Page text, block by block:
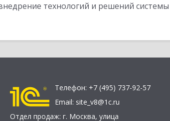
технологий и решений
Телефон: +7 (495) 737-92-57
Email: site_v8@1c.ru
Отдел продаж: г. Москва, улица